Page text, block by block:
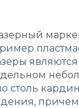
столь